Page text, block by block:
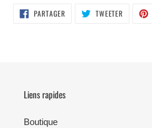
PARTAGERPARTAGER
SUR
TWEETER TWEETER
Liens rapides
Boutique